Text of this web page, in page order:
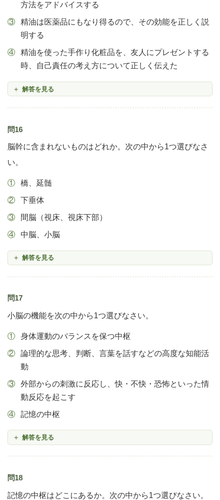
方法をアドバイスする
精油は医薬品にもなり得るので、その効能を正しく説
明する
精油を使った手作り化粧品を、友人にプレゼントする
時、自己責任の考え方について正しく伝えた
解答を見る
問16
脳幹に含まれないものはどれか。次の中から1つ選びなさ
い。
橋、延髄
下垂体
間脳（視床、視床下部）
中脳、小脳
解答を見る
問17
小脳の機能を次の中から1つ選びなさい。
身体運動のバランスを保つ中枢
論理的な思考、判断、言葉を話すなどの高度な知能活
動
外部からの刺激に反応し、快・不快・恐怖といった情
動反応を起こす
記憶の中枢
解答を見る
問18
記憶の中枢はどこにあるか。次の中から1つ選びなさい。